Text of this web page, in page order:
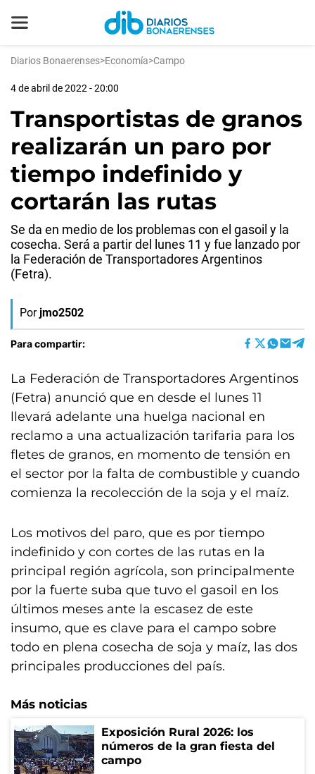
Diarios Bonaerenses>Economía>Campo
4 de abril de 2022 - 20:00
Transportistas de granos
realizarán un paro por
tiempo indefinido y
cortarán las rutas
Se da en medio de los problemas con el gasoil y la
cosecha. Será a partir del lunes 11 y fue lanzado por
la Federación de Transportadores Argentinos
(Fetra).
Por jmo2502
Para compartir:
La Federación de Transportadores Argentinos
(Fetra) anunció que en desde el lunes 11
llevará adelante una huelga nacional en
reclamo a una actualización tarifaria para los
fletes de granos, en momento de tensión en
el sector por la falta de combustible y cuando
comienza la recolección de la soja y el maíz.
Los motivos del paro, que es por tiempo
indefinido y con cortes de las rutas en la
principal región agrícola, son principalmente
por la fuerte suba que tuvo el gasoil en los
últimos meses ante la escasez de este
insumo, que es clave para el campo sobre
todo en plena cosecha de soja y maíz, las dos
principales producciones del país.
Más noticias
Exposición Rural 2026: los
números de la gran fiesta del
campo